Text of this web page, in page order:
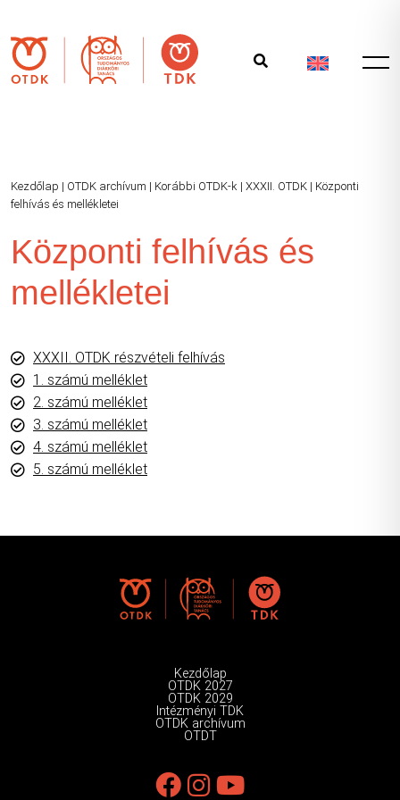
Kezdőlap | OTDK archívum | Korábbi OTDK-k | XXXII. OTDK | Központi
felhívás és mellékletei
Központi felhívás és
mellékletei
XXXII. OTDK részvételi felhívás
1. számú melléklet
2. számú melléklet
3. számú melléklet
4. számú melléklet
5. számú melléklet
Kezdőlap
OTDK 2027
OTDK 2029
Intézményi TDK
OTDK archívum
OTDT